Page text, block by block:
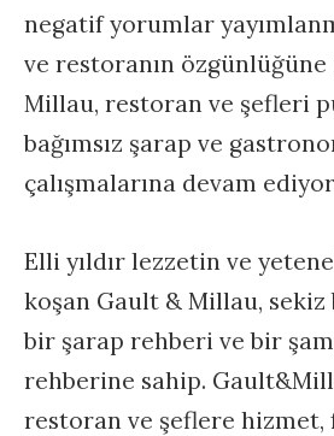
negatif yorumlar
ve restoranın
Millau, restoran ve şefleri
bağımsız şarap ve
çalışmalarına devam
Elli yıldır lezzetin ve
koşan Gault & Millau, sekiz
bir şarap rehberi ve bir
rehberine sahip.
restoran ve şeflere hizmet,